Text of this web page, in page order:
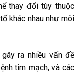
thay đổi tùy thuộc
khác nhau như môi
ra nhiều vấn đề
tim mạch, và các